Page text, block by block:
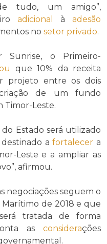
tudo, um amigo”,
adicional à adesão
no setor privado.
Sunrise, o Primeiro-
que 10% da receita
projeto entre os dois
de um fundo
Timor-Leste.
Estado será utilizado
afortalecer a
Leste e a ampliar as
afirmou.
negociações seguem o
de 2018 e que
tratada de forma
as considerações